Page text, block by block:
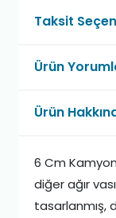
Taksit
Ürün
Ürün
6 Cm
diğer ağır
tasarlanmış,